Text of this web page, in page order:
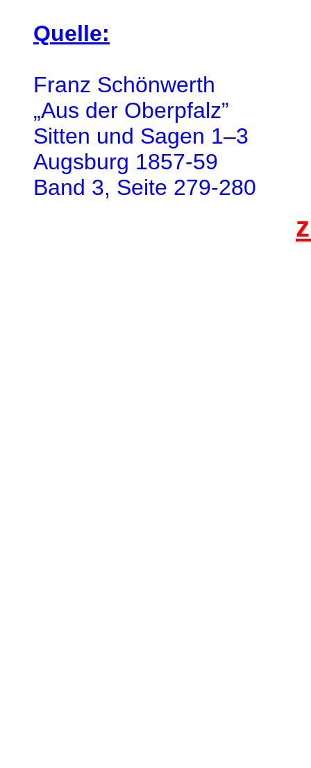
Quelle:
Franz Schönwerth
„Aus der Oberpfalz”
Sitten und Sagen 1–3
Augsburg 1857-59
Band 3, Seite 279-280